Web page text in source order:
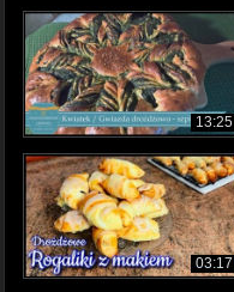
13:25
03:17